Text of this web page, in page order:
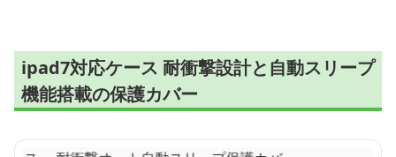
ipad7対応ケース 耐衝撃設計と自動スリープ
機能搭載の保護カバー